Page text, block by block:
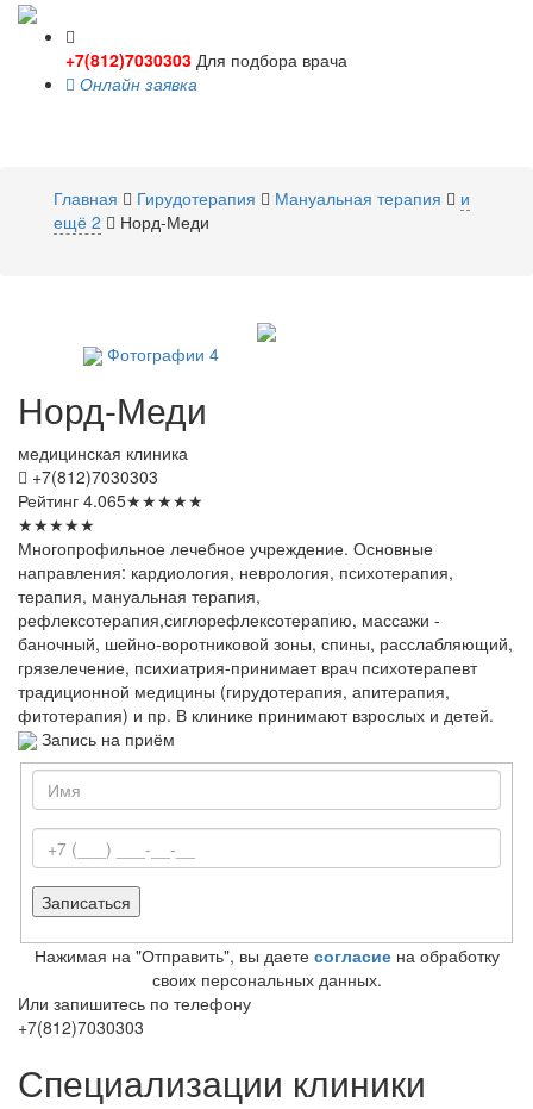
+7(812)7030303 Для подбора врача
Онлайн заявка
Главная
Гирудотерапия Мануальная терапия
и
ещё 2
Норд-Меди
Фотографии 4
Норд-Меди
медицинская клиника
+7(812)7030303
Рейтинг 4.065★★★★★
★★★★★
Многопрофильное лечебное учреждение. Основные
направления: кардиология, неврология, психотерапия,
терапия, мануальная терапия,
рефлексотерапия,сиглорефлексотерапию, массажи -
баночный, шейно-воротниковой зоны, спины, расслабляющий,
грязелечение, психиатрия-принимает врач психотерапевт
традиционной медицины (гирудотерапия, апитерапия,
фитотерапия) и пр. В клинике принимают взрослых и детей.
Запись на приём
Нажимая на "Отправить", вы даете согласиена обработку
своих персональных данных.
Или запишитесь по телефону
+7(812)7030303
Специализации клиники